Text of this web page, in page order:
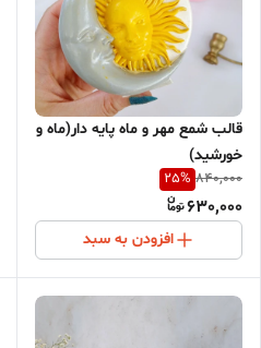
قالب شمع مهر و ماه پایه دار(ماه و
خورشید)
840,000
25%
630,000
افزودن به سبد